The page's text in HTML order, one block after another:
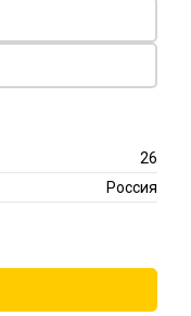
26
Россия